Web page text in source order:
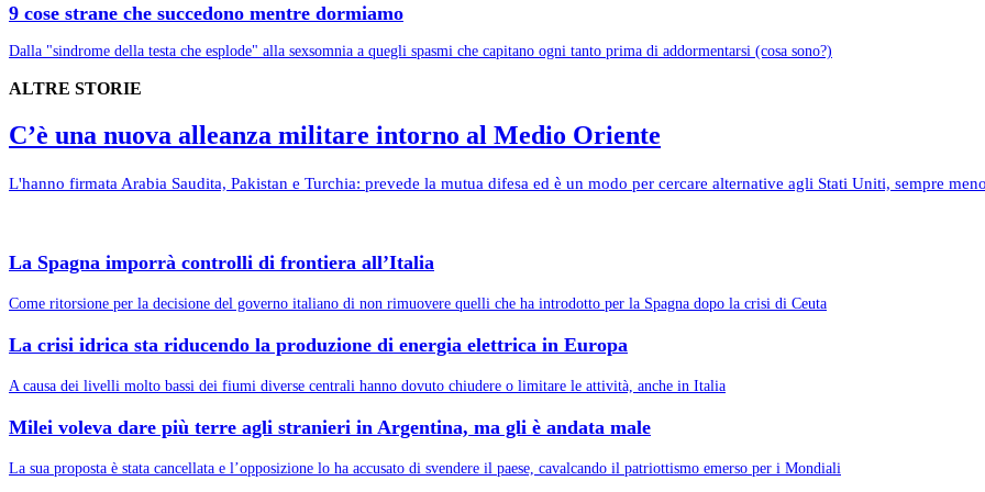
9 cose strane che succedono mentre dormiamo
Dalla "sindrome della testa che esplode" alla sexsomnia a quegli spasmi che capitano ogni tanto prima di addormentarsi (cosa sono?)
ALTRE STORIE
C’è una nuova alleanza militare intorno al Medio Oriente
L'hanno firmata Arabia Saudita, Pakistan e Turchia: prevede la mutua difesa ed è un modo per cercare alternative agli Stati Uniti, sempre
La Spagna imporrà controlli di frontiera all’Italia
Come ritorsione per la decisione del governo italiano di non rimuovere quelli che ha introdotto per la Spagna dopo la crisi di Ceuta
La crisi idrica sta riducendo la produzione di energia elettrica in Europa
A causa dei livelli molto bassi dei fiumi diverse centrali hanno dovuto chiudere o limitare le attività, anche in Italia
Milei voleva dare più terre agli stranieri in Argentina, ma gli è andata male
La sua proposta è stata cancellata e l’opposizione lo ha accusato di svendere il paese, cavalcando il patriottismo emerso per i Mondiali